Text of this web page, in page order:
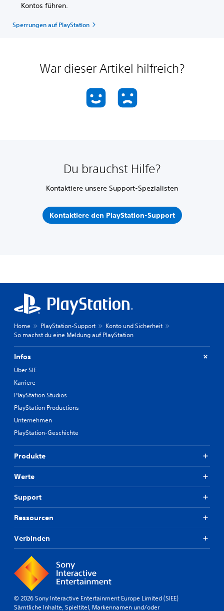
Kontos führen.
Sperrungen auf PlayStation
War dieser Artikel hilfreich?
Du brauchst Hilfe?
Kontaktiere unsere Support-Spezialisten
Kontaktiere den PlayStation-Support
Home PlayStation-Support
Konto und Sicherheit
So machst du eine Meldung auf PlayStation
Infos
Über SIE
Karriere
PlayStation Studios
PlayStation Productions
Unternehmen
PlayStation-Geschichte
Produkte
Werte
Support
Ressourcen
Verbinden
© 2026 Sony Interactive Entertainment Europe Limited (SIEE)
Sämtliche Inhalte, Spieltitel, Markennamen und/oder